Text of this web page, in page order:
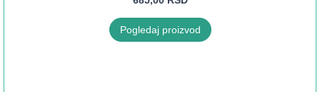
Pogledaj proizvod